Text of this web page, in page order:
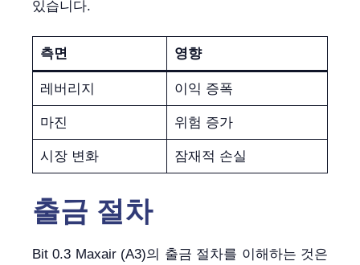
있습니다.
측면 영향
레버리지 이익 증폭
마진 위험 증가
시장 변화 잠재적 손실
출금 절차
Bit 0.3 Maxair (A3)의 출금 절차를 이해하는 것은